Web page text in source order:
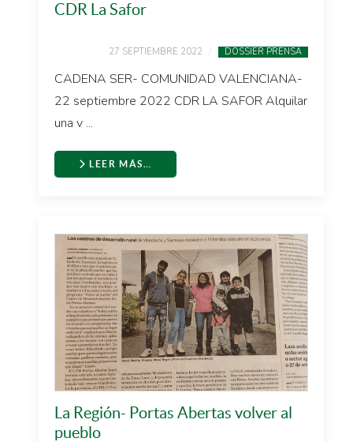
CDR La Safor
27 SEPTIEMBRE 2022 DOSSIER PRENSA
CADENA SER- COMUNIDAD VALENCIANA-
22 septiembre 2022 CDR LA SAFOR Alquilar
una v ...
LEER MÁS…
La Región- Portas Abertas volver al
pueblo